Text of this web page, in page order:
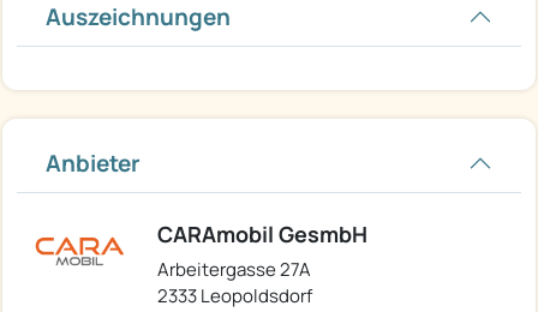
Auszeichnungen
Anbieter
CARAmobil GesmbH
Arbeitergasse 27A
2333 Leopoldsdorf